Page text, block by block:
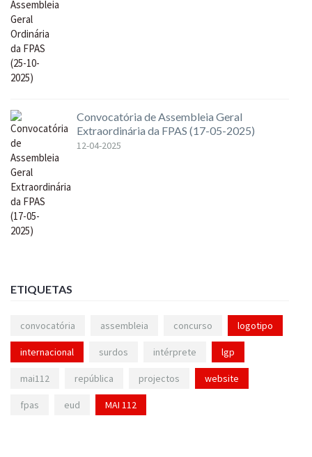
Convocatória de Assembleia Geral
Extraordinária da FPAS (17-05-2025)
12-04-2025
ETIQUETAS
convocatória assembleia concurso logotipo
internacional surdos intérprete lgp
mai112 república projectos website
fpas eud MAI 112